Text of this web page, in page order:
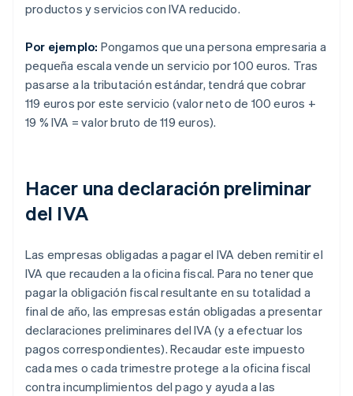
productos y servicios con IVA reducido.
Por ejemplo: Pongamos que una persona empresaria a
pequeña escala vende un servicio por 100 euros. Tras
pasarse a la tributación estándar, tendrá que cobrar
119 euros por este servicio (valor neto de 100 euros +
19 % IVA = valor bruto de 119 euros).
Hacer una declaración preliminar
del IVA
Las empresas obligadas a pagar el IVA deben remitir el
IVA que recauden a la oficina fiscal. Para no tener que
pagar la obligación fiscal resultante en su totalidad a
final de año, las empresas están obligadas a presentar
declaraciones preliminares del IVA (y a efectuar los
pagos correspondientes). Recaudar este impuesto
cada mes o cada trimestre protege a la oficina fiscal
contra incumplimientos del pago y ayuda a las